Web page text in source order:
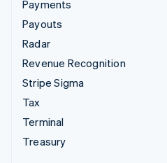
Payments
Payouts
Radar
Revenue Recognition
Stripe Sigma
Tax
Terminal
Treasury